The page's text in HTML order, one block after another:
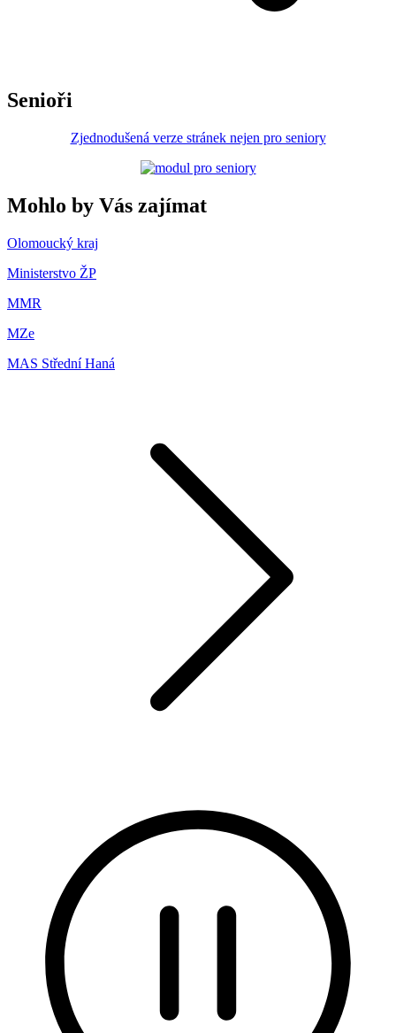
Senioři
Zjednodušená verze stránek nejen pro seniory
Mohlo by Vás zajímat
Olomoucký kraj
Ministerstvo ŽP
MMR
MZe
MAS Střední Haná